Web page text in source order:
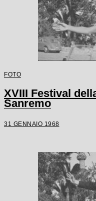
FOTO
XVIII Festival
Sanremo
31 GENNAIO 1968